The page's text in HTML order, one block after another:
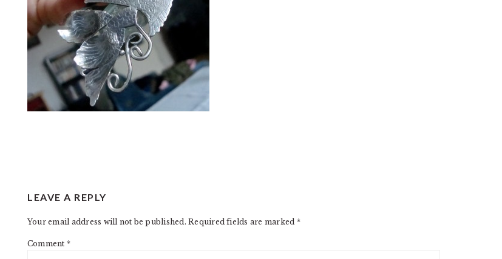
INTERACTIONS
LEAVE A REPLY
Your email address will not be published. Required fields are marked *
Comment *